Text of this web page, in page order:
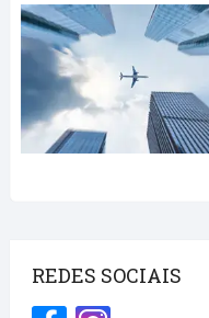
Pensando em
pagar mais
nessa Black Friday